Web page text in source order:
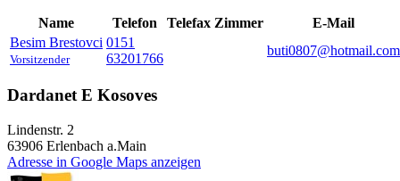
Name Telefon Telefax Zimmer
E-Mail
Besim Brestovci
Vorsitzender
0151
63201766
buti0807@hotmail.com
Dardanet E Kosoves
Lindenstr. 2
63906 Erlenbach a.Main
Adresse in Google Maps anzeigen